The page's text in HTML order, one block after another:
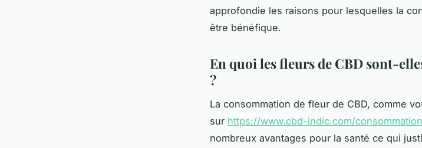
approfondie les raisons pour lesquelles la
être bénéfique.
En quoi les fleurs de CBD sont-
?
La consommation de fleur de CBD, comme
sur https://www.cbd-indic.com/
nombreux avantages pour la santé ce qui